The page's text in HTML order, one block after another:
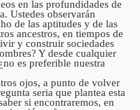
en las profundidades de
Ustedes observarán
de las aptitudes y de las
ancestros, en tiempos de
y construir sociedades
Y desde cualquier
es preferible nuestra
ojos, a punto de volver
seria que plantea esta
si encontraremos, en